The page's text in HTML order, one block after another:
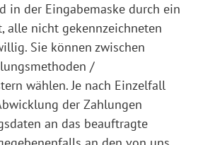
in der Eingabemaske durch ein
alle nicht gekennzeichneten
Sie können zwischen
/
wählen. Je nach Einzelfall
der Zahlungen
an das beauftragte